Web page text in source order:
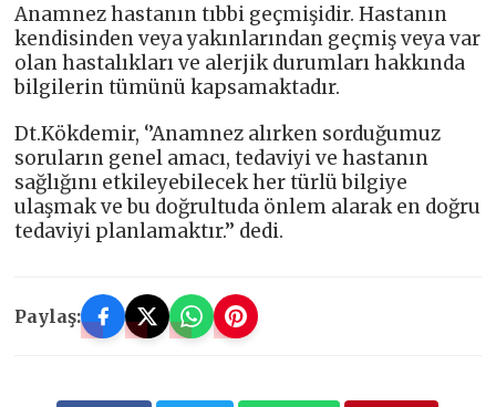
Anamnez hastanın tıbbi geçmişidir. Hastanın
kendisinden veya yakınlarından geçmiş veya var
olan hastalıkları ve alerjik durumları hakkında
bilgilerin tümünü kapsamaktadır.
Dt.Kökdemir, ‘’Anamnez alırken sorduğumuz
soruların genel amacı, tedaviyi ve hastanın
sağlığını etkileyebilecek her türlü bilgiye
ulaşmak ve bu doğrultuda önlem alarak en doğru
tedaviyi planlamaktır.’’ dedi.
Paylaş: